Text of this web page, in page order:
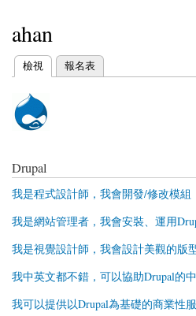
ahan
主要索引標籤
檢視
(作用中頁籤) 報名表
Drupal
我是程式設計師，我會開發/修改模組
我是網站管理者，我會安裝、運用
我是視覺設計師，我會設計美觀的版
我中英文都不錯，可以協助Drupal的
我可以提供以Drupal為基礎的商業性